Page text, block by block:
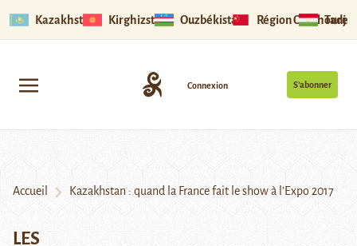
Kazakhstan Kirghizstan Ouzbékistan Région Ouïghoure
S’abonner
Connexion
Accueil Kazakhstan : quand la France fait le show à l’Expo 2017
LES